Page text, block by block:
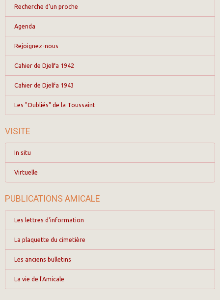
Recherche d'un proche
Agenda
Rejoignez-nous
Cahier de Djelfa 1942
Cahier de Djelfa 1943
Les "Oubliés" de la Toussaint
VISITE
In situ
Virtuelle
PUBLICATIONS AMICALE
Les lettres d'information
La plaquette du cimetière
Les anciens bulletins
La vie de l'Amicale